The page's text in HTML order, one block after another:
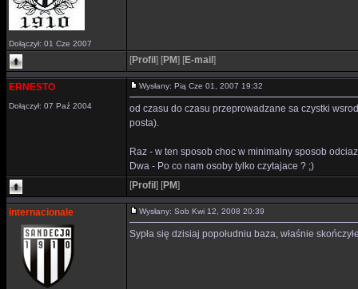
Dołączył: 01 Cze 2007
[Profil ] [PM] [E-mail ]
ERNESTO
Dołączył: 07 Paź 2004
Wysłany: Pią Cze 01, 2007 19:32
od czasu do czasu przeprowadzane sa czystki
posta).
Raz - w ten sposob choc w minimalny sposob
Dwa - Po co nam osoby tylko czytajace ? ;)
[Profil ] [PM]
internacionale Wysłany: Sob Kwi 12, 2008 20:39
Sypła się dzisiaj popołudniu baza, właśnie